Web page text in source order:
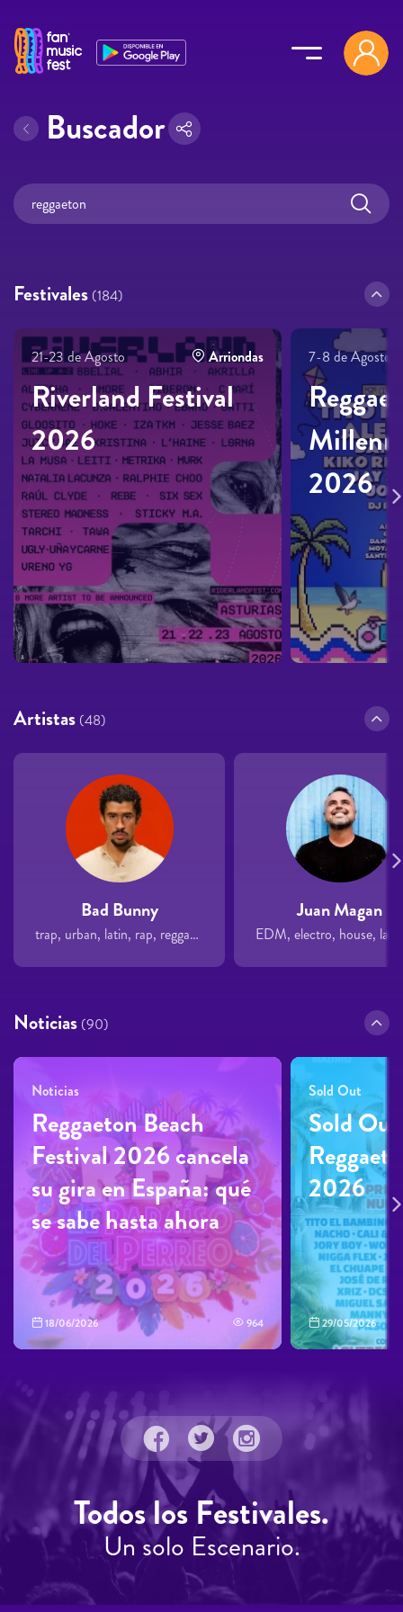
Buscador
Festivales (184)
21-23 de Agosto Arriondas
Riverland Festival
2026
7-8 de Agosto
2026
Artistas (48)
Bad Bunny
trap, urban, latin, rap, reggaeton
Juan Magan
Noticias (90)
Noticias
Reggaeton Beach
Festival 2026 cancela
su gira en España: qué
se sabe hasta ahora
18/06/2026 964
Sold Out
Sold
2026
29/05/2026
Todos los Festivales.
Un solo Escenario.